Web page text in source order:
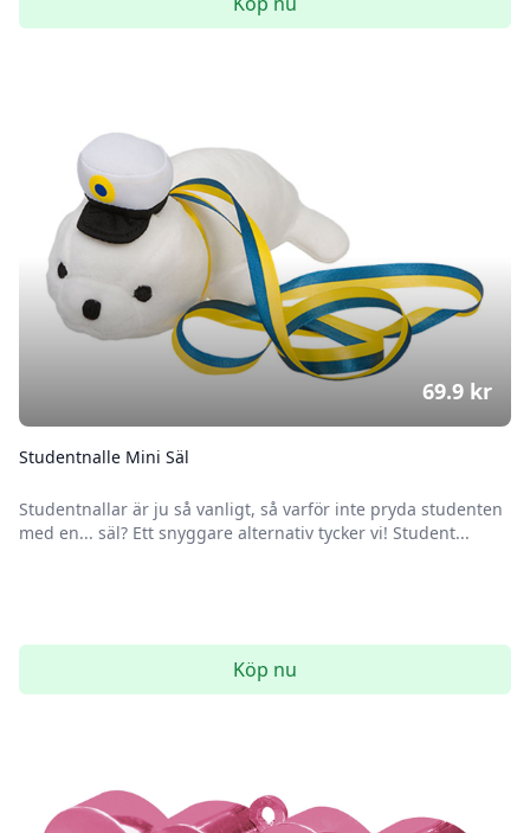
Studentnalle Mini Säl
Studentnallar är ju så vanligt, så varför inte pryda studenten
med en... säl? Ett snyggare alternativ tycker vi! Student...
69.9 kr
Köp nu